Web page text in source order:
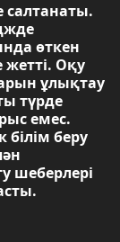
салтанаты.
өткен
жетті. Оқу
ұлықтау
түрде
емес.
білім беру
шеберлері